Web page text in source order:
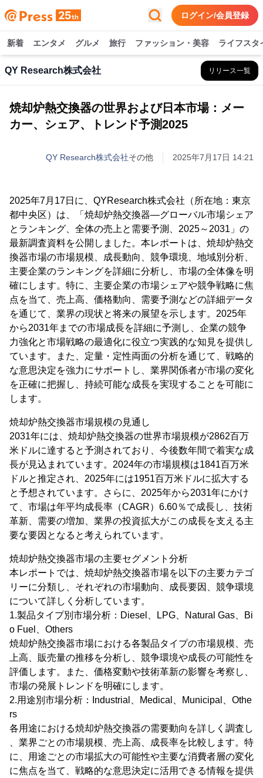
ログイン/会員登録
新着 エンタメ グルメ 旅行 ファッション・美容 ライフスタ
QY Research株式会社 リリース一覧
焼却炉熱交換器の世界および日本市場：メー
カー、シェア、トレンド予測2025
QY Research株式会社その他 2025年7月17日 14:21
2025年7月17日に、QYResearch株式会社（所在地：東京
都中央区）は、「焼却炉熱交換器―グローバル市場シェア
とランキング、全体の売上と需要予測、2025～2031」の
最新調査資料を公開しました。本レポートは、焼却炉熱交
換器市場の市場規模、成長動向、競争環境、地域別分析、
主要企業のランキングを詳細に分析し、市場の全体像を明
確にします。特に、主要企業の市場シェアや競争戦略に焦
点を当て、売上高、価格動向、需要予測などの詳細データ
を通じて、業界の現状と将来の展望を示します。2025年
から2031年までの市場成長を詳細に予測し、企業の競争
力強化と市場戦略の最適化に役立つ実践的な知見を提供し
ています。また、定量・定性両面の分析を通じて、戦略的
な意思決定を強力にサポートし、業界関係者が市場の変化
を正確に把握し、持続可能な成長を実現することを可能に
します。
焼却炉熱交換器市場規模の見通し
2031年には、焼却炉熱交換器の世界市場規模が2862百万
米ドルに達すると予測されており、今後数年間で着実な成
長が見込まれています。2024年の市場規模は1841百万米
ドルと推定され、2025年には1951百万米ドルに拡大する
と予想されています。さらに、2025年から2031年にかけ
て、市場は年平均成長率（CAGR）6.60％で成長し、技術
革新、需要の増加、業界の投資拡大がこの成長を支える主
要な要因となると考えられています。
焼却炉熱交換器市場の主要セグメント分析
本レポートでは、焼却炉熱交換器市場を以下の主要カテゴ
リーに分類し、それぞれの市場動向、成長要因、競争環境
について詳しく分析しています。
1.製品タイプ別市場分析：Diesel、LPG、Natural Gas、Bi
o Fuel、Others
焼却炉熱交換器市場における各製品タイプの市場規模、売
上高、販売量の推移を分析し、競争環境や成長の可能性を
評価します。また、価格変動や技術革新の影響を考察し、
市場の発展トレンドを明確にします。
2.用途別市場分析：Industrial、Medical、Municipal、Othe
rs
各用途における焼却炉熱交換器の需要動向を詳しく調査し
、業界ごとの市場規模、売上高、成長率を比較します。特
に、用途ごとの市場拡大の可能性や主要な消費者層の変化
に焦点を当て、戦略的な意思決定に活用できる情報を提供